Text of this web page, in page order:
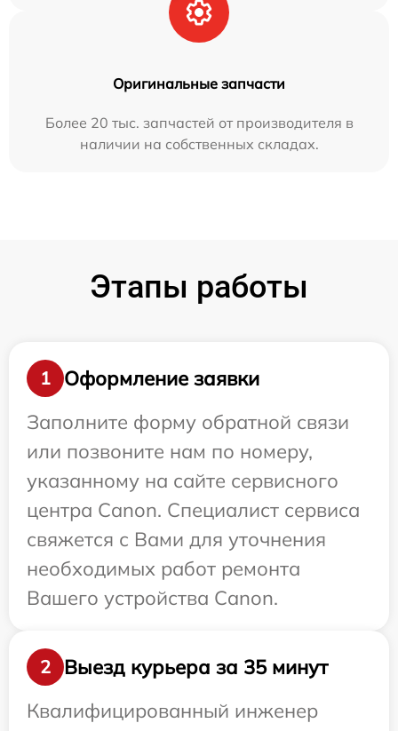
Оригинальные запчасти
Более 20 тыс. запчастей от производителя в
наличии на собственных складах.
Этапы работы
1
Оформление заявки
Заполните форму обратной связи
или позвоните нам по номеру,
указанному на сайте сервисного
центра Canon. Специалист сервиса
свяжется с Вами для уточнения
необходимых работ ремонта
Вашего устройства Canon.
2
Выезд курьера за 35 минут
Квалифицированный инженер